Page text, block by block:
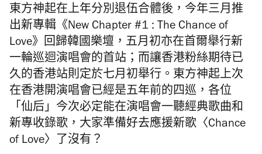
東方神起在上年分別退伍合體後，今年三月推
出新專輯《New Chapter #1 : The Chance of
Love》回歸韓國樂壇，五月初亦在首爾舉行新
一輪巡迴演唱會的首站；而讓香港粉絲期待已
久的香港站則定於七月初舉行。東方神起上次
在香港開演唱會已經是五年前的四巡，各位
「仙后」今次必定能在演唱會一聽經典歌曲和
新專收錄歌，大家準備好去應援新歌〈Chance
of Love〉了沒有？